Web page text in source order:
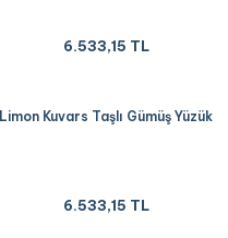
6.533,15 TL
Limon Kuvars Taşlı Gümüş Yüzük
6.533,15 TL